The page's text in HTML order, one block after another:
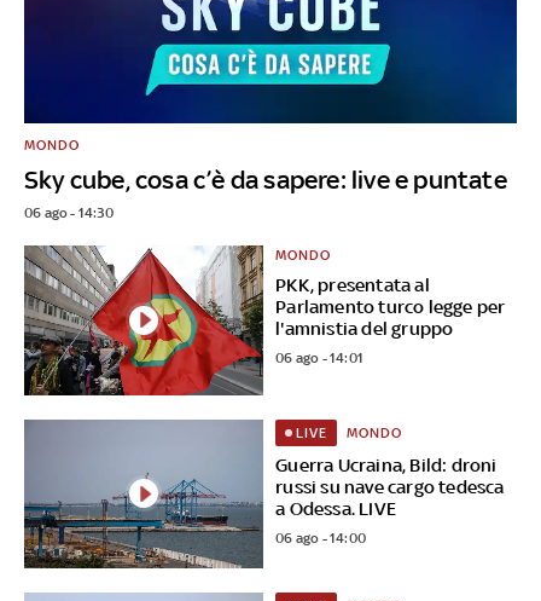
Sky cube, cosa c’è da sapere: live e puntate
MONDO
06 ago - 14:30
PKK, presentata al
Parlamento turco legge per
l'amnistia del gruppo
MONDO
06 ago - 14:01
Guerra Ucraina, Bild: droni
russi su nave cargo tedesca
a Odessa. LIVE
LIVE MONDO
06 ago - 14:00